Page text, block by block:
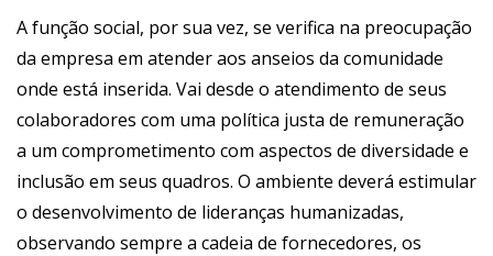
A função social, por sua vez, se verifica na preocupação
da empresa em atender aos anseios da comunidade
onde está inserida. Vai desde o atendimento de seus
colaboradores com uma política justa de remuneração
a um comprometimento com aspectos de diversidade e
inclusão em seus quadros. O ambiente deverá estimular
o desenvolvimento de lideranças humanizadas,
observando sempre a cadeia de fornecedores, os